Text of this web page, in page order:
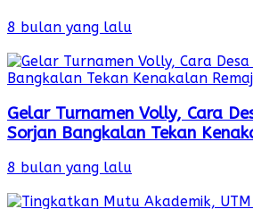
8 bulan yang lalu
Gelar Turnamen Volly, Cara
Sorjan Bangkalan Tekan
8 bulan yang lalu